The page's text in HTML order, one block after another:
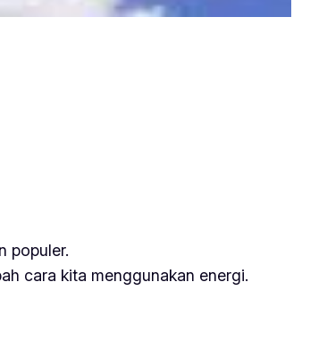
populer.
cara kita menggunakan energi.